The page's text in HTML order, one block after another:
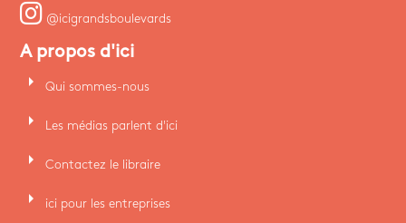
@icigrandsboulevards
A propos d'ici
arrow_right Qui sommes-nous
arrow_right Les médias parlent d'ici
arrow_right Contactez le libraire
arrow_right ici pour les entreprises